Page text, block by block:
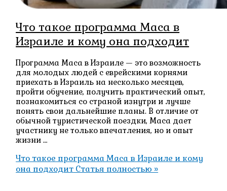
Что такое программа Маса в
Израиле и кому она подходит
Программа Маса в Израиле — это возможность
для молодых людей с еврейскими корнями
приехать в Израиль на несколько месяцев,
пройти обучение, получить практический опыт,
познакомиться со страной изнутри и лучше
понять свои дальнейшие планы. В отличие от
обычной туристической поездки, Маса дает
участнику не только впечатления, но и опыт
жизни …
Что такое программа Маса в Израиле и кому
она подходит Статья полностью »